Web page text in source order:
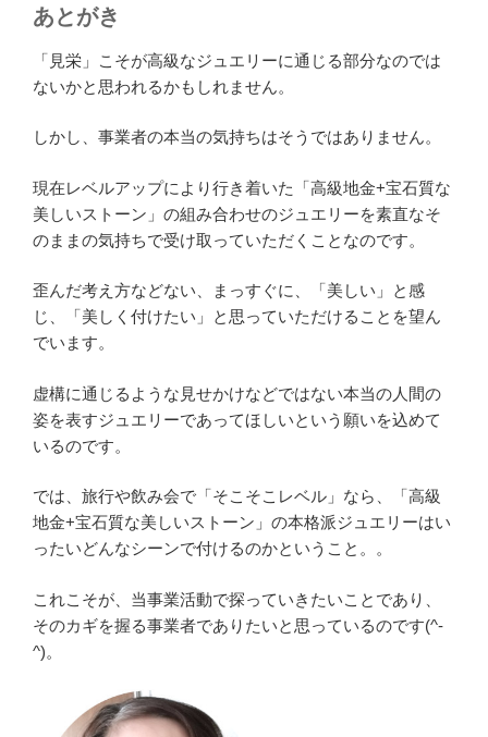
あとがき
「見栄」こそが高級なジュエリーに通じる部分なのでは
ないかと思われるかもしれません。
しかし、事業者の本当の気持ちはそうではありません。
現在レベルアップにより行き着いた「高級地金+宝石質な
美しいストーン」の組み合わせのジュエリーを素直なそ
のままの気持ちで受け取っていただくことなのです。
歪んだ考え方などない、まっすぐに、「美しい」と感
じ、「美しく付けたい」と思っていただけることを望ん
でいます。
虚構に通じるような見せかけなどではない本当の人間の
姿を表すジュエリーであってほしいという願いを込めて
いるのです。
では、旅行や飲み会で「そこそこレベル」なら、「高級
地金+宝石質な美しいストーン」の本格派ジュエリーはい
ったいどんなシーンで付けるのかということ。。
これこそが、当事業活動で探っていきたいことであり、
そのカギを握る事業者でありたいと思っているのです(^-
^)。